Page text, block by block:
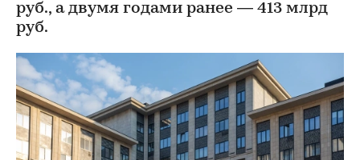
руб., а двумя годами ранее — 413 млрд
руб.